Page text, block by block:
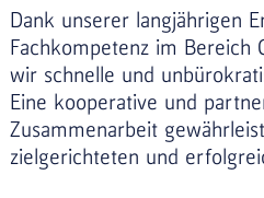
Dank unserer langjährigen
Fachkompetenz im Bereich
wir schnelle und
Eine kooperative und
Zusammenarbeit
zielgerichteten und